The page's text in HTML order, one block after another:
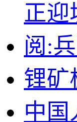
正迎
阅:
锂矿
中国